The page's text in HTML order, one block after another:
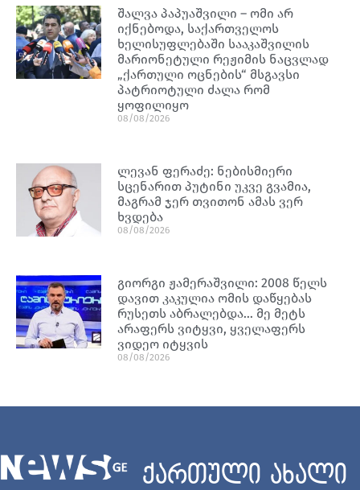
შალვა პაპუაშვილი – ომი არ
იქნებოდა, საქართველოს
ხელისუფლებაში სააკაშვილის
მარიონეტული რეჟიმის ნაცვლად
„ქართული ოცნების“ მსგავსი
პატრიოტული ძალა რომ
ყოფილიყო
08/08/2026
ლევან ფერაძე: ნებისმიერი
სცენარით პუტინი უკვე გვამია,
მაგრამ ჯერ თვითონ ამას ვერ
ხვდება
08/08/2026
გიორგი ჟამერაშვილი: 2008 წელს
დავით კაკულია ომის დაწყებას
რუსეთს აბრალებდა… მე მეტს
არაფერს ვიტყვი, ყველაფერს
ვიდეო იტყვის
08/08/2026
ქართული ახალი